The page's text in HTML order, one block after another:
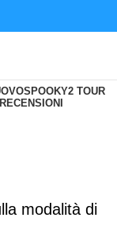
SPOOKY2 TOUR
RECENSIONI
modalità di